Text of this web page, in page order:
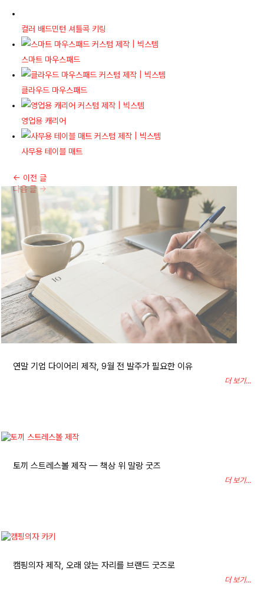
컬러 배드민턴 셔틀콕 키링
스마트 마우스패드
클라우드 마우스패드
영업용 캐리어
사무용 테이블 매트
← 이전 글
다음 글→
연말 기업 다이어리 제작, 9월 전 발주가 필요한 이유
더 보기...
토끼 스트레스볼 제작 — 책상 위 말랑 굿즈
더 보기...
캠핑의자 제작, 오래 앉는 자리를 브랜드 굿즈로
더 보기...